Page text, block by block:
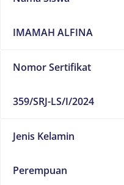
IMAMAH ALFINA
Nomor Sertifikat
359/SRJ-LS/I/2024
Jenis Kelamin
Perempuan